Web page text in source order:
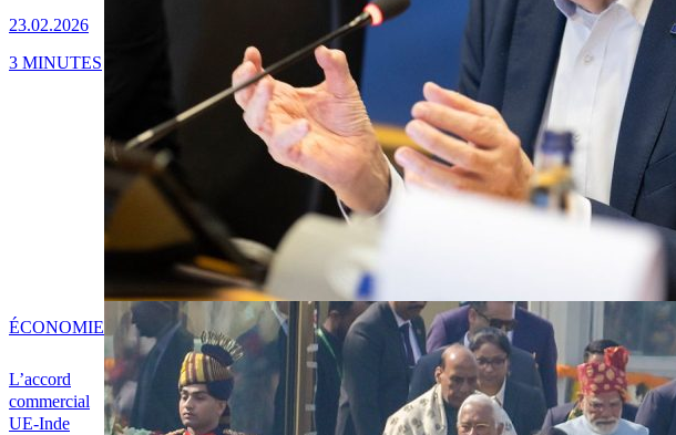
23.02.2026
3 MINUTES
L’accord
commercial
UE-Inde
ÉCONOMIE